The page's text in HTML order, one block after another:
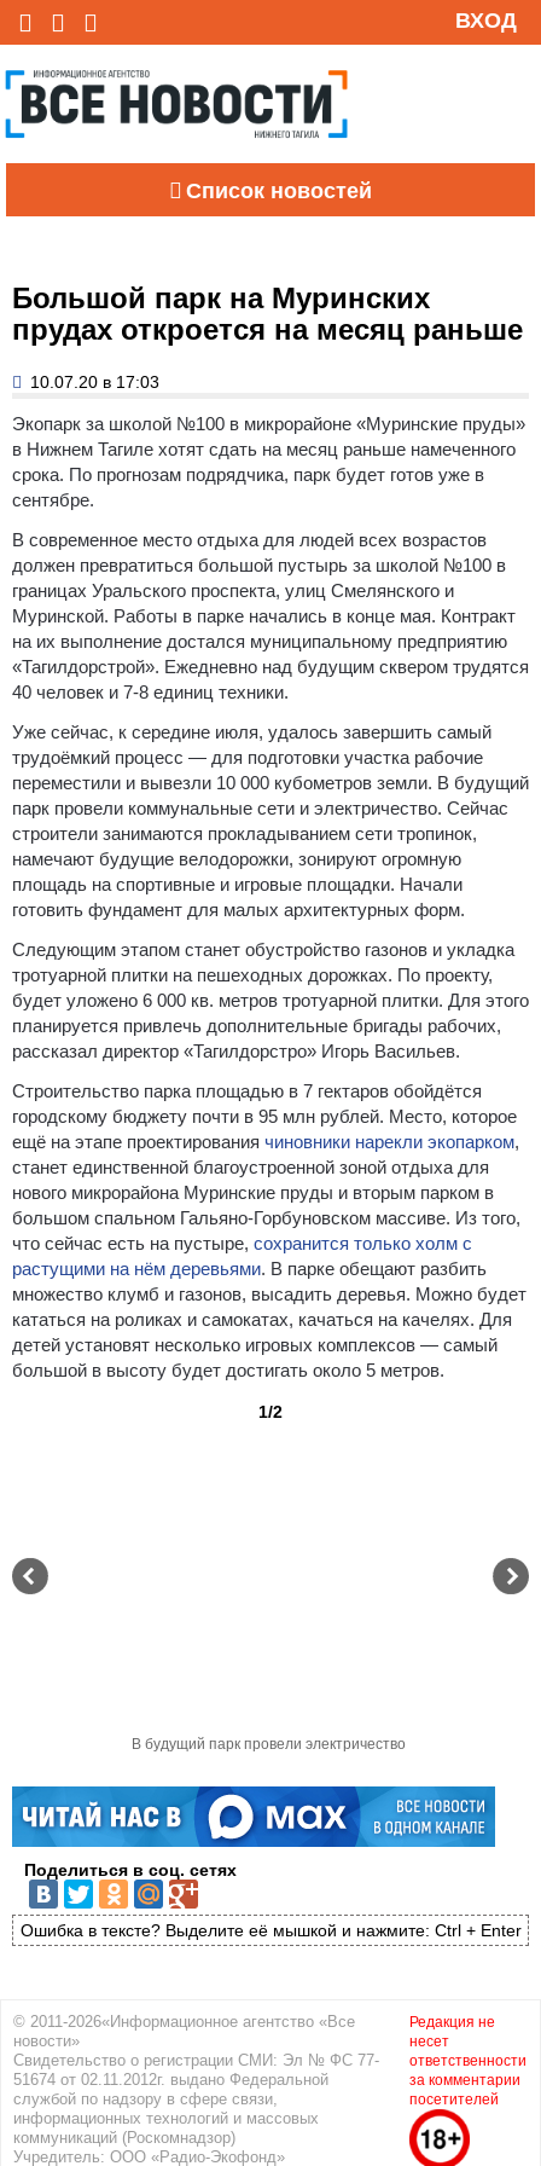
ВХОД
Список новостей
Большой парк на Муринских
прудах откроется на месяц раньше
10.07.20 в 17:03
Экопарк за школой №100 в микрорайоне «Муринские пруды»
в Нижнем Тагиле хотят сдать на месяц раньше намеченного
срока. По прогнозам подрядчика, парк будет готов уже в
сентябре.
В современное место отдыха для людей всех возрастов
должен превратиться большой пустырь за школой №100 в
границах Уральского проспекта, улиц Смелянского и
Муринской. Работы в парке начались в конце мая. Контракт
на их выполнение достался муниципальному предприятию
«Тагилдорстрой». Ежедневно над будущим сквером трудятся
40 человек и 7-8 единиц техники.
Уже сейчас, к середине июля, удалось завершить самый
трудоёмкий процесс — для подготовки участка рабочие
переместили и вывезли 10 000 кубометров земли. В будущий
парк провели коммунальные сети и электричество. Сейчас
строители занимаются прокладыванием сети тропинок,
намечают будущие велодорожки, зонируют огромную
площадь на спортивные и игровые площадки. Начали
готовить фундамент для малых архитектурных форм.
Следующим этапом станет обустройство газонов и укладка
тротуарной плитки на пешеходных дорожках. По проекту,
будет уложено 6 000 кв. метров тротуарной плитки. Для этого
планируется привлечь дополнительные бригады рабочих,
рассказал директор «Тагилдорстро» Игорь Васильев.
Строительство парка площадью в 7 гектаров обойдётся
городскому бюджету почти в 95 млн рублей. Место, которое
ещё на этапе проектирования чиновники нарекли экопарком,
станет единственной благоустроенной зоной отдыха для
нового микрорайона Муринские пруды и вторым парком в
большом спальном Гальяно-Горбуновском массиве. Из того,
что сейчас есть на пустыре, сохранится только холм с
растущими на нём деревьями. В парке обещают разбить
множество клумб и газонов, высадить деревья. Можно будет
кататься на роликах и самокатах, качаться на качелях. Для
детей установят несколько игровых комплексов — самый
большой в высоту будет достигать около 5 метров.
1/2
В будущий парк провели электричество
Поделиться в соц. сетях
Ошибка в тексте? Выделите её мышкой и нажмите: Ctrl + Enter
© 2011-2026«Информационное агентство «Все
новости»
Свидетельство о регистрации СМИ: Эл № ФС 77-
51674 от 02.11.2012г. выдано Федеральной
службой по надзору в сфере связи,
информационных технологий и массовых
коммуникаций (Роскомнадзор)
Учредитель: ООО «Радио-Экофонд»
Редакция не
несет
ответственности
за комментарии
посетителей